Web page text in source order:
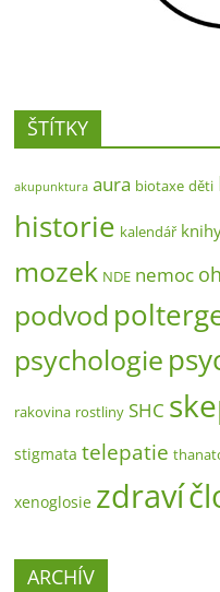
ŠTÍTKY
akupunktura aura biotaxe děti
historie kalendář
mozek NDE nemoc
podvod
psychologie
rakovina rostliny SHC
stigmata telepatie
xenoglosie zdraví
ARCHÍV